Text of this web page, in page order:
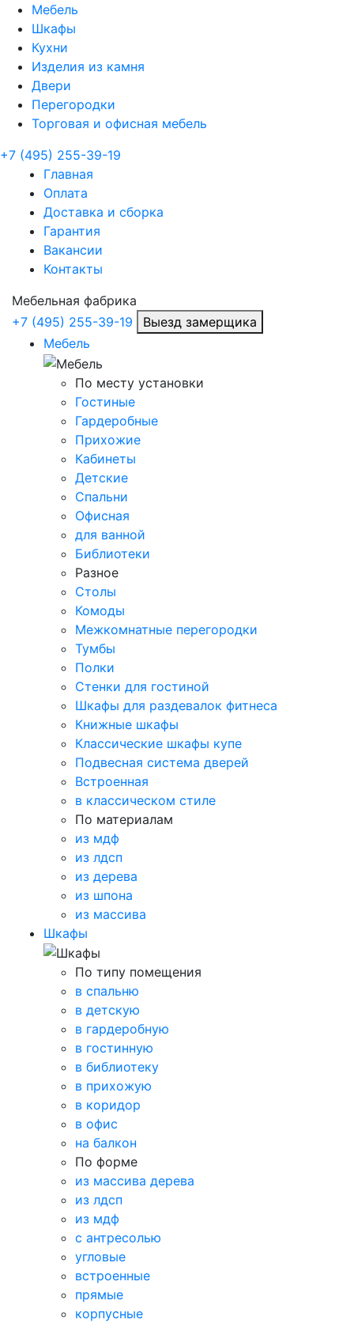
Мебель
Шкафы
Кухни
Изделия из камня
Двери
Перегородки
Торговая и офисная мебель
+7 (495) 255-39-19
Главная
Оплата
Доставка и сборка
Гарантия
Вакансии
Контакты
Мебельная фабрика
+7 (495) 255-39-19
Выезд замерщика
Мебель
По месту установки
Гостиные
Гардеробные
Прихожие
Кабинеты
Детские
Спальни
Офисная
для ванной
Библиотеки
Разное
Столы
Комоды
Межкомнатные перегородки
Тумбы
Полки
Стенки для гостиной
Шкафы для раздевалок фитнеса
Книжные шкафы
Классические шкафы купе
Подвесная система дверей
Встроенная
в классическом стиле
По материалам
из мдф
из лдсп
из дерева
из шпона
из массива
Шкафы
По типу помещения
в спальню
в детскую
в гардеробную
в гостинную
в библиотеку
в прихожую
в коридор
в офис
на балкон
По форме
из массива дерева
из лдсп
из мдф
с антресолью
угловые
встроенные
прямые
корпусные